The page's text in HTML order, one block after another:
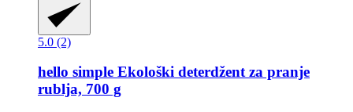
5.0 (2)
hello simple Ekološki deterdžent za pranje
rublja, 700 g